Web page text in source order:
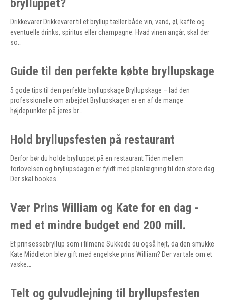
brylluppet?
Drikkevarer Drikkevarer til et bryllup tæller både vin, vand, øl, kaffe og
eventuelle drinks, spiritus eller champagne. Hvad vinen angår, skal der
so…
Guide til den perfekte købte bryllupskage
5 gode tips til den perfekte bryllupskage Bryllupskage – lad den
professionelle om arbejdet Bryllupskagen er en af de mange
højdepunkter på jeres br…
Hold bryllupsfesten på restaurant
Derfor bør du holde brylluppet på en restaurant Tiden mellem
forlovelsen og bryllupsdagen er fyldt med planlægning til den store dag.
Der skal bookes…
Vær Prins William og Kate for en dag -
med et mindre budget end 200 mill.
Et prinsessebryllup som i filmene Sukkede du også højt, da den smukke
Kate Middleton blev gift med engelske prins William? Der var tale om et
vaske…
Telt og gulvudlejning til bryllupsfesten